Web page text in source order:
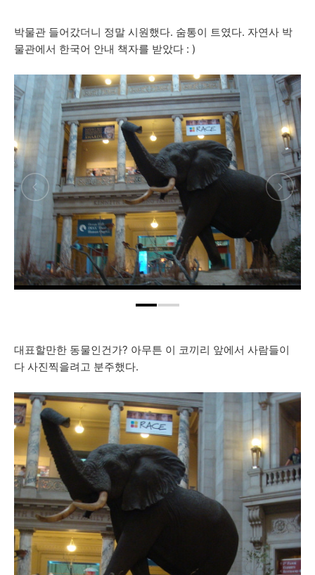
박물관 들어갔더니 정말 시원했다. 숨통이 트였다. 자연사 박
물관에서 한국어 안내 책자를 받았다 : )
대표할만한 동물인건가? 아무튼 이 코끼리 앞에서 사람들이
다 사진찍을려고 분주했다.